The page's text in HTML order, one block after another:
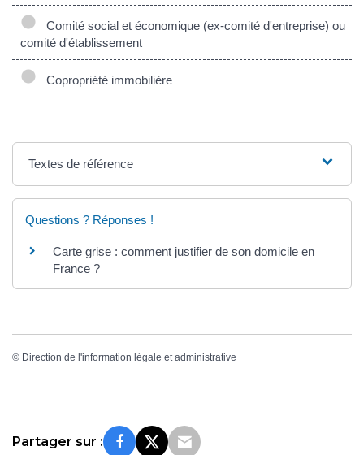
Comité social et économique (ex-comité d'entreprise) ou
comité d'établissement
Copropriété immobilière
Textes de référence
Questions ? Réponses !
Carte grise : comment justifier de son domicile en
France ?
© Direction de l'information légale et administrative
Partager sur :